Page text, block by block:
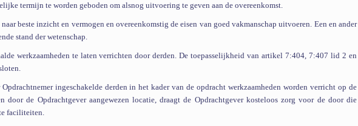
termijn te worden geboden om alsnog uitvoering te geven aan de overeenkomst.
beste inzicht en vermogen en overeenkomstig de eisen van goed vakmanschap uitvoeren. Een en ander
stand der wetenschap.
werkzaamheden te laten verrichten door derden. De toepasselijkheid van artikel 7:404, 7:407 lid 2 en
ingeschakelde derden in het kader van de opdracht werkzaamheden worden verricht op de
door de Opdrachtgever aangewezen locatie, draagt de Opdrachtgever kosteloos zorg voor de door die
faciliteiten.